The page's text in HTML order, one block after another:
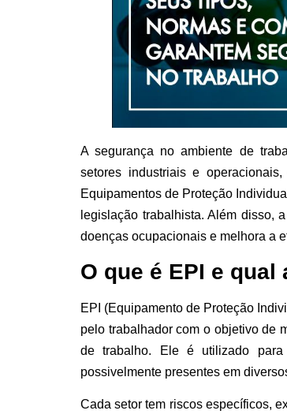
A segurança no ambiente de
setores industriais e
Equipamentos de Proteção
legislação trabalhista. Além disso,
doenças ocupacionais e melhora a
O que é EPI e
EPI (Equipamento de Proteção
pelo trabalhador com o objetivo de
de trabalho. Ele é utilizado para
possivelmente presentes em
Cada setor tem riscos específicos,